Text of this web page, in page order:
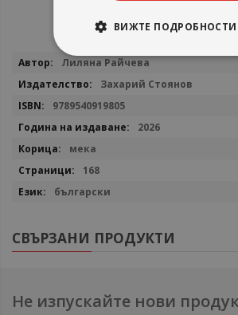
Повече
Лиляна Райчева
Захарий Стоянов
9789540919805
2026
мека
168
български
СВЪРЗАНИ ПРОДУКТИ
Не изпускайте нови
ВИЖТЕ